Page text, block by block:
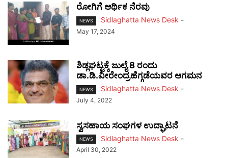
ರೋಗಿಗೆ ಆರ್ಥಿಕ ನೆರವು
NEWS Sidlaghatta News Desk -
May 17, 2024
ಶಿಡ್ಲಘಟ್ಟಕ್ಕೆ ಜುಲೈ 8 ರಂದು
ಡಾ.ಡಿ.ವೀರೇಂದ್ರಹೆಗ್ಗಡೆಯವರ ಆಗಮನ
NEWS Sidlaghatta News Desk -
July 4, 2022
ಸ್ವಸಹಾಯ ಸಂಘಗಳ ಉದ್ಘಾಟನೆ
NEWS Sidlaghatta News Desk -
April 30, 2022